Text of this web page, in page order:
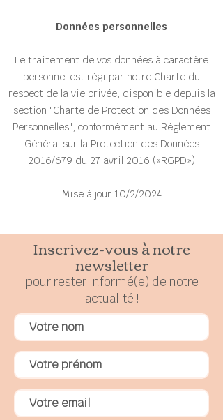
Données personnelles
Le traitement de vos données à caractère
personnel est régi par notre Charte du
respect de la vie privée, disponible depuis la
section "Charte de Protection des Données
Personnelles", conformément au Règlement
Général sur la Protection des Données
2016/679 du 27 avril 2016 («RGPD»)
Mise à jour 10/2/2024
Inscrivez-vous à notre
newsletter
pour resterinformé(e) de notre
actualité !